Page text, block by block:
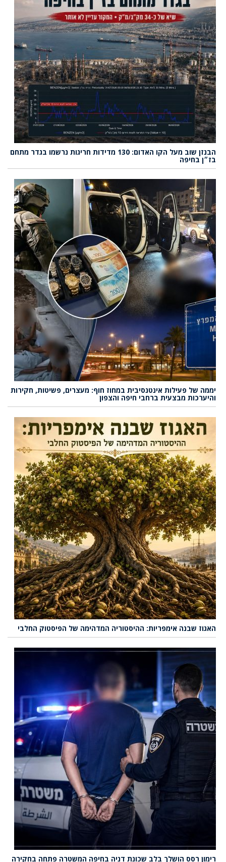
הבנזן שוב מעל הקו האדום: 130 מדידות חריגות נרשמו בגדר מתחם
בז״ן בחיפה
יממה של פעילות אינטנסיבית במחוז חוף: מעצרים, פשיטות, חקירות
והיערכות מבצעית ברחבי חיפה והצפון
האגוז שבנה אימפריות: ההיסטוריה המדהימה של הפיסטוק החלבי
רימון רסס הושלך בלב שכונת דניה בחיפה המשטרה פתחה בחקירה